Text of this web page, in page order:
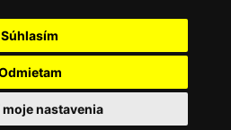
Súhlasím
nastavenia